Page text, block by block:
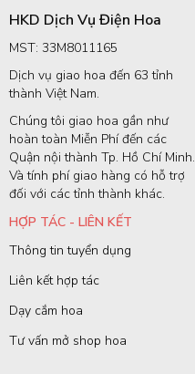
HKD Dịch Vụ Điện Hoa
MST: 33M8011165
Dịch vụ giao hoa đến 63 tỉnh
thành Việt Nam.
Chúng tôi giao hoa gần như
hoàn toàn Miễn Phí đến các
Quận nội thành Tp. Hồ Chí Minh.
Và tính phí giao hàng có hỗ trợ
đối với các tỉnh thành khác.
HỢP TÁC - LIÊN KẾT
Thông tin tuyển dụng
Liên kết hợp tác
Dạy cắm hoa
Tư vấn mở shop hoa